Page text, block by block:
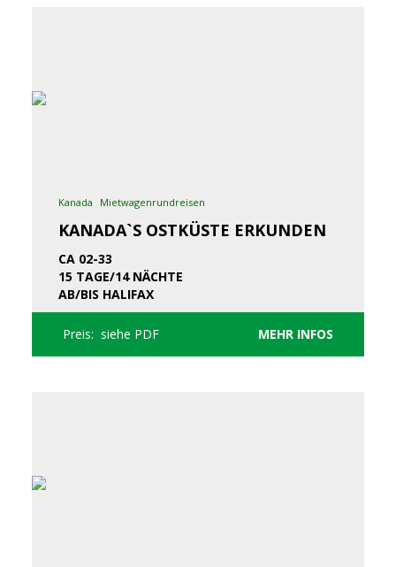
Kanada Mietwagenrundreisen
KANADA`S OSTKÜSTE ERKUNDEN
CA 02-33
15 TAGE/14 NÄCHTE
AB/BIS HALIFAX
Preis: siehe PDF MEHR INFOS